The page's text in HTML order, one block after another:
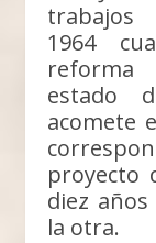
trabajos
1964
reforma
estado
acomete
proyecto
diez
la otra.